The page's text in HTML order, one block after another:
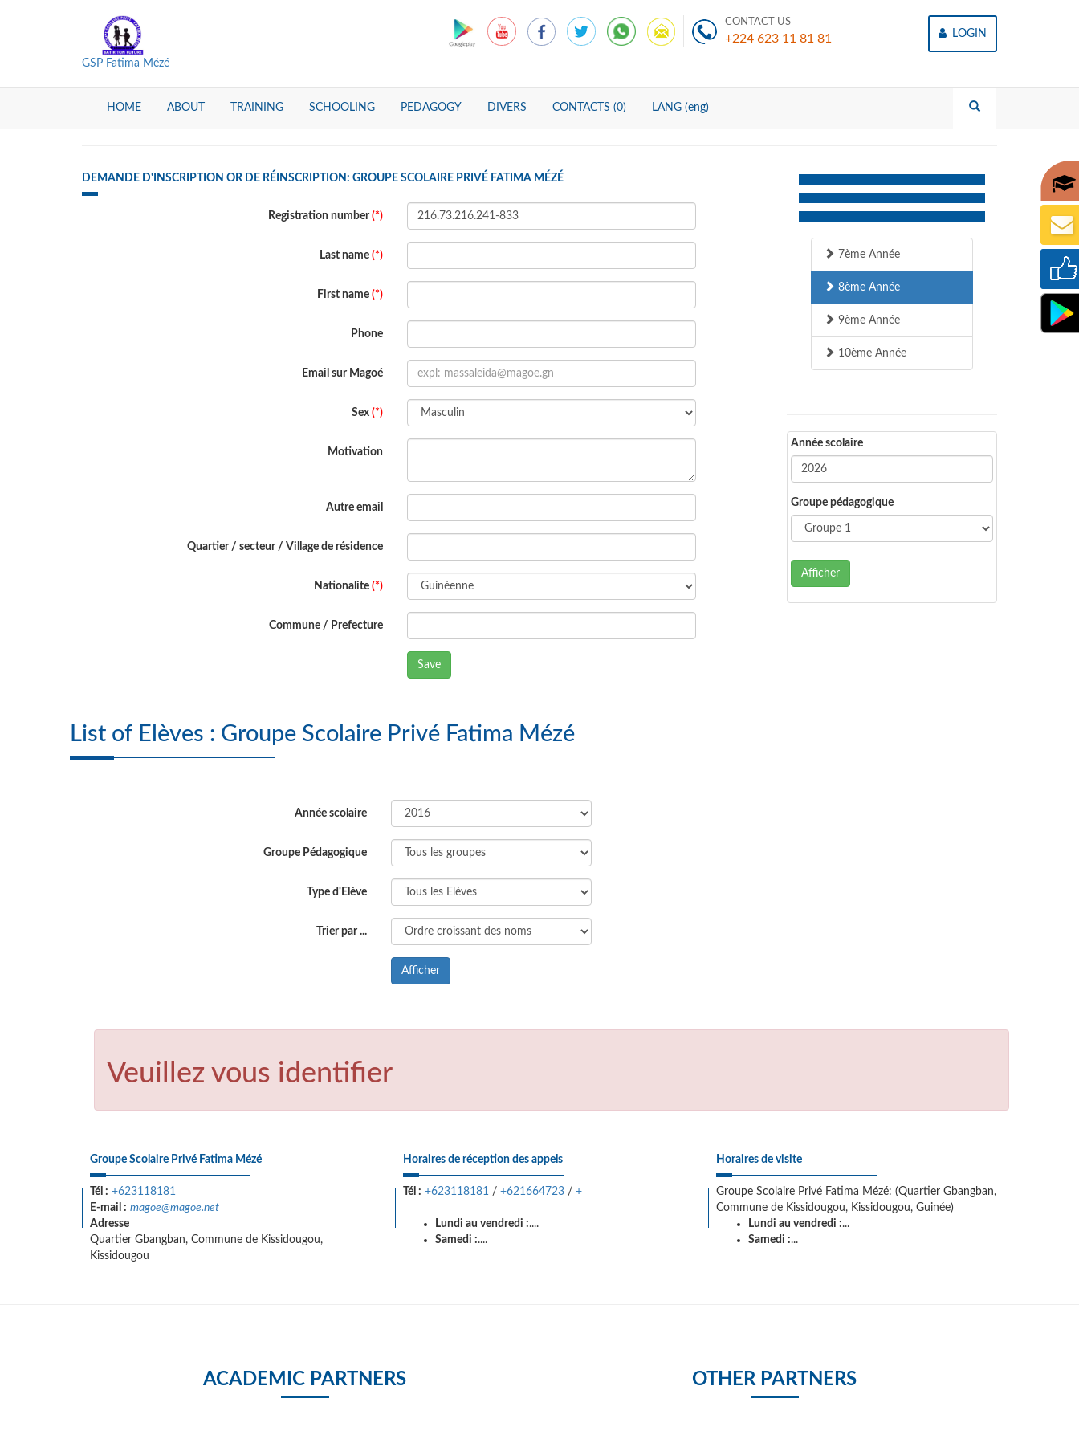
GSP Fatima Mézé
CONTACT US
+224 623 11 81 81 LOGIN
HOME ABOUT TRAINING SCHOOLING PEDAGOGY DIVERS CONTACTS (0) LANG (eng)
DEMANDE D'INSCRIPTION OR DE RÉINSCRIPTION: GROUPE SCOLAIRE PRIVÉ FATIMA MÉZÉ
Registration number(*)
Last name (*)
First name (*)
Phone
Email sur Magoé
Sex (*)
Motivation
Autre email
Quartier / secteur / Village de résidence
Nationalite (*)
Commune / Prefecture
Save
7ème Année
8ème Année
9ème Année
10ème Année
Année scolaire
Groupe pédagogique
Afficher
List of Elèves : Groupe Scolaire Privé Fatima Mézé
Année scolaire
Groupe Pédagogique
Type d'Elève
Trier par ...
Afficher
Veuillez vous identifier
Groupe Scolaire Privé Fatima Mézé
Tél : +623118181
E-mail : magoe@magoe.net
Adresse
Quartier Gbangban, Commune de Kissidougou,
Kissidougou
Horaires de réception des appels
Tél : +623118181 / +621664723 / +
Lundi au vendredi :....
Samedi :....
Horaires de visite
Groupe Scolaire Privé Fatima Mézé: (Quartier Gbangban,
Commune de Kissidougou, Kissidougou, Guinée)
Lundi au vendredi :...
Samedi :...
ACADEMIC PARTNERS OTHER PARTNERS